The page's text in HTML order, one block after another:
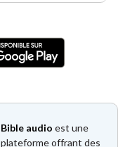
Bible audio est une
plateforme offrant des